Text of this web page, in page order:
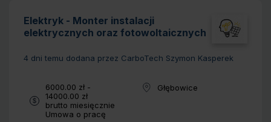
Elektryk - Monter instalacji
elektrycznych oraz fotowoltaicznych
4 dni temu dodana przez CarboTech Szymon Kasperek
Wynagrodzenie:
6000.00 zł -
14000.00 zł
brutto miesięcznie
Typ umowy:
Umowa o pracę
Lokalizacja:
Głębowice